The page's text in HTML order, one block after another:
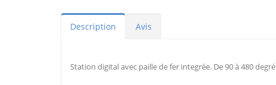
Description Avis
Station digital avec paille de fer integrée. De 90 à 480 degré